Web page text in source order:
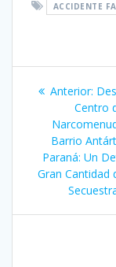
ACCIDENTE
Anterior:
Centro
Barrio
Paraná: Un
Gran Cantidad